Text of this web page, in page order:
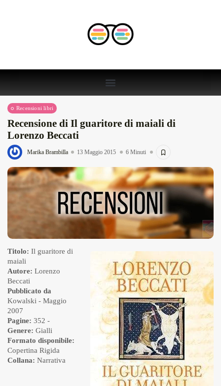
Recensioni libri
Recensione di Il guaritore di maiali di
Lorenzo Beccati
Marika Brambilla 13 Maggio 2015 6 Minuti
Titolo: Il guaritore di
maiali
Autore: Lorenzo
Beccati
Pubblicato da
Kowalski - Maggio
2007
Pagine: 352 -
Genere: Gialli
Formato disponibile:
Copertina Rigida
Collana: Narrativa